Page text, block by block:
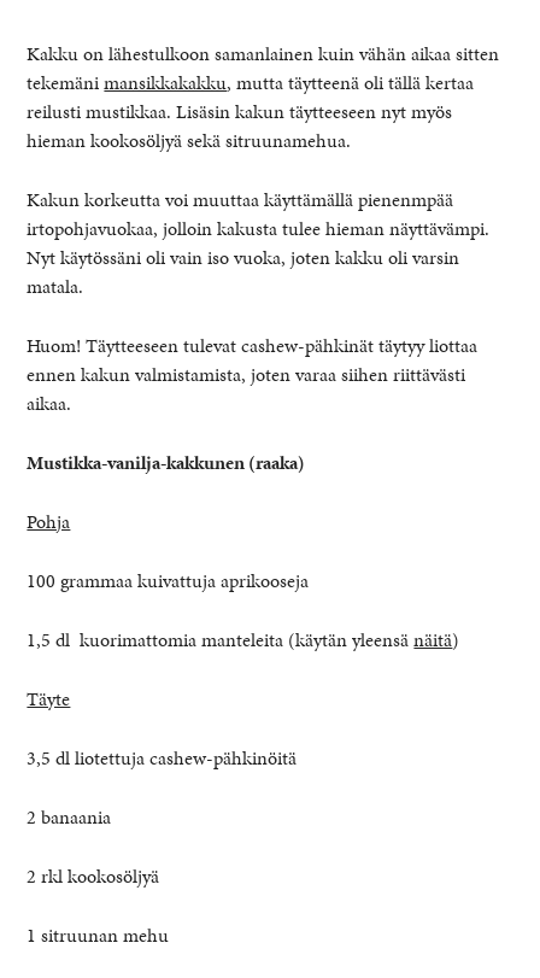
Kakku on lähestulkoon samanlainen kuin vähän aikaa sitten
tekemänimansikkakakku, mutta täytteenä oli tällä kertaa
reilusti mustikkaa. Lisäsin kakun täytteeseen nyt myös
hieman kookosöljyä sekä sitruunamehua.
Kakun korkeutta voi muuttaa käyttämällä pienenmpää
irtopohjavuokaa, jolloin kakusta tulee hieman näyttävämpi.
Nyt käytössäni oli vain iso vuoka, joten kakku oli varsin
matala.
Huom! Täytteeseen tulevat cashew-pähkinät täytyy liottaa
ennen kakun valmistamista, joten varaa siihen riittävästi
aikaa.
Mustikka-vanilja-kakkunen (raaka)
Pohja
100 grammaa kuivattuja aprikooseja
1,5 dl kuorimattomia manteleita (käytän yleensänäitä)
Täyte
3,5 dl liotettuja cashew-pähkinöitä
2 banaania
2 rkl kookosöljyä
1 sitruunan mehu